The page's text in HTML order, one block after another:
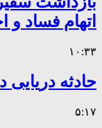
اتهام فساد و
۱۰:۳۳
حادثه
۵:۱۷